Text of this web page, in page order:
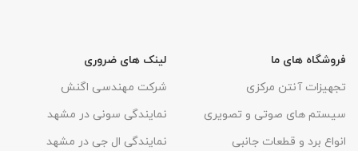
فروشگاه های ما
تجهیزات آنتن مرکزی
سیستم های صوتی و تصویری
انواع برد و قطعات جانبی
لینک های ضروری
شرکت مهندسی اگنش
نمایندگی سونی در مشهد
نمایندگی ال جی در مشهد